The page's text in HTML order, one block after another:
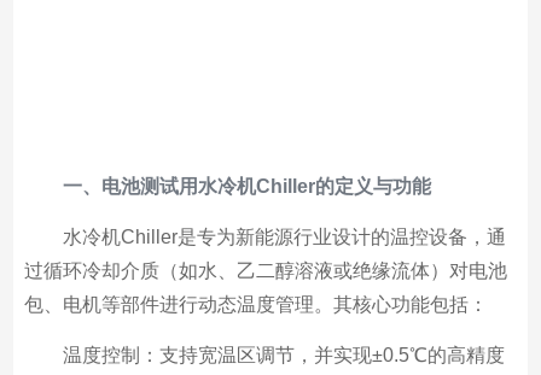
一、电池测试用水冷机Chiller的定义与功能
水冷机Chiller是专为新能源行业设计的温控设备，通
过循环冷却介质（如水、乙二醇溶液或绝缘流体）对电池
包、电机等部件进行动态温度管理。其核心功能包括：
温度控制：支持宽温区调节，并实现±0.5℃的高精度